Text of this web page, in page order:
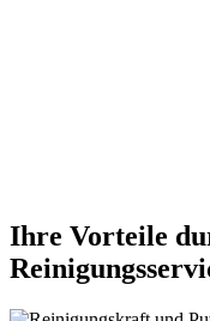
Ihre Vorteile